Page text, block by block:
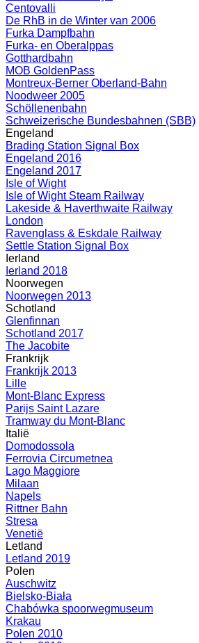
Centovalli
De RhB in de Winter van 2006
Furka Dampfbahn
Furka- en Oberalppas
Gotthardbahn
MOB GoldenPass
Montreux-Berner Oberland-Bahn
Noodweer 2005
Schöllenenbahn
Schweizerische Bundesbahnen (SBB)
Engeland
Brading Station Signal Box
Engeland 2016
Engeland 2017
Isle of Wight
Isle of Wight Steam Railway
Lakeside & Haverthwaite Railway
London
Ravenglass & Eskdale Railway
Settle Station Signal Box
Ierland
Ierland 2018
Noorwegen
Noorwegen 2013
Schotland
Glenfinnan
Schotland 2017
The Jacobite
Frankrijk
Frankrijk 2013
Lille
Mont-Blanc Express
Parijs Saint Lazare
Tramway du Mont-Blanc
Italië
Domodossola
Ferrovia Circumetnea
Lago Maggiore
Milaan
Napels
Rittner Bahn
Stresa
Venetië
Letland
Letland 2019
Polen
Auschwitz
Bielsko-Biała
Chabówka spoorwegmuseum
Krakau
Polen 2010